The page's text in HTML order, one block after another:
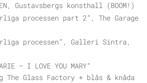
Gustavsbergs konsthall (BOOM!)
processen part 2”, The Garage
processen”, Galleri Sintra,
– I LOVE YOU MARY”
The Glass Factory + blås & knåda